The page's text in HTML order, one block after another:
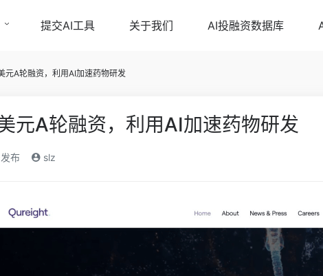
提交AI工具 关于我们 AI投融资数据库
元A轮融资，利用AI加速药物研发
元A轮融资，利用AI加速药物研发
布 slz